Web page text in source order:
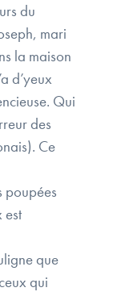
du
mari
la maison
d’yeux
Qui
des
Ce
poupées
est
que
qui